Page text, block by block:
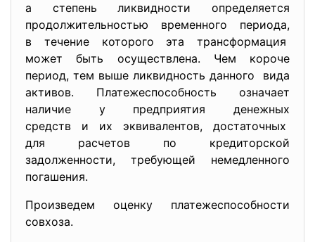
а степень ликвидности определяется
продолжительностью временного периода,
в течение которого эта трансформация
может быть осуществлена. Чем короче
период, тем выше ликвидность данного вида
активов. Платежеспособность означает
наличие у предприятия денежных
средств и их эквивалентов, достаточных
для расчетов по кредиторской
задолженности, требующей немедленного
погашения.
Произведем оценку платежеспособности
совхоза.